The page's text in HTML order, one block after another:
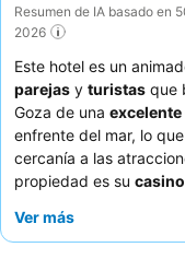
Resumen de IA basado en
2026
Este hotel es un
parejas y turistas que
Goza de una
enfrente del mar, lo
cercanía a las
propiedad es su casino
constantemente la
Ver más